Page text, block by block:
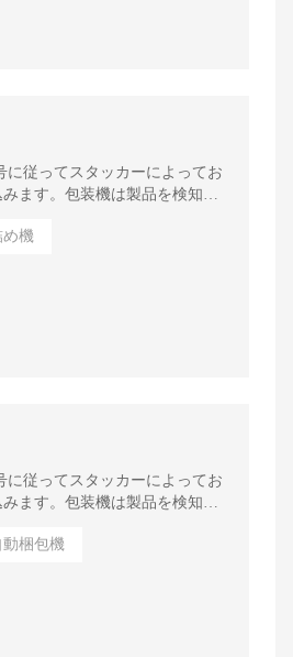
従ってスタッカーによってお
ます。包装機は製品を検知す
機
従ってスタッカーによってお
ます。包装機は製品を検知す
梱包機